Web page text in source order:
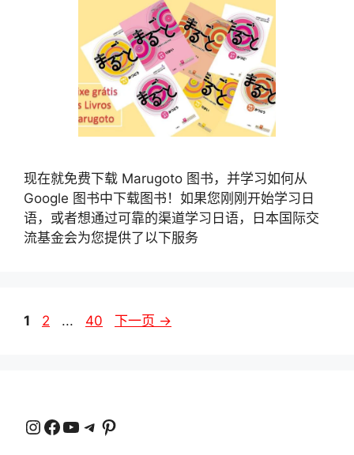
现在就免费下载 Marugoto 图书，并学习如何从
Google 图书中下载图书！如果您刚刚开始学习日
语，或者想通过可靠的渠道学习日语，日本国际交
流基金会为您提供了以下服务
页
1
页
2 ...
页
40 下一页 →
Instagram 在 Facebook 上YouTube 电报 品趣网